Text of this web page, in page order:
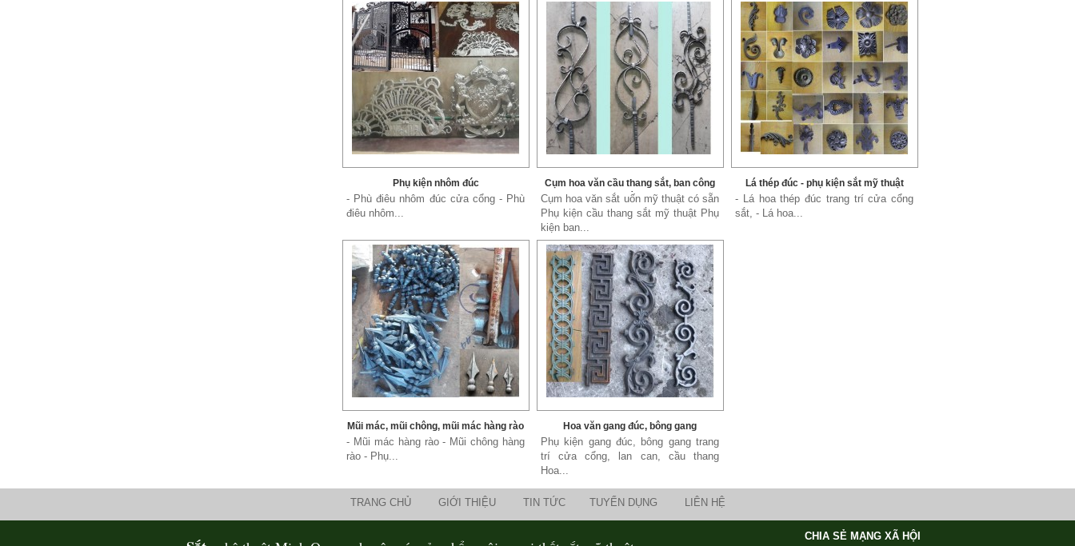
Phụ kiện nhôm đúc
- Phù điêu nhôm đúc cửa cổng - Phù
điêu nhôm...
Cụm hoa văn cầu thang sắt, ban công
sắt
Cụm hoa văn sắt uốn mỹ thuật có sẵn
Phụ kiện cầu thang sắt mỹ thuật Phụ
kiện ban...
Lá thép đúc - phụ kiện sắt mỹ thuật
- Lá hoa thép đúc trang trí cửa cổng
sắt, - Lá hoa...
Mũi mác, mũi chông, mũi mác hàng rào
- Mũi mác hàng rào - Mũi chông hàng
rào - Phụ...
Hoa văn gang đúc, bông gang
Phụ kiện gang đúc, bông gang trang
trí cửa cổng, lan can, cầu thang
Hoa...
TRANG CHỦ GIỚI THIỆU TIN TỨC TUYỂN DỤNG LIÊN HỆ
CHIA SẺ MẠNG XÃ HỘI